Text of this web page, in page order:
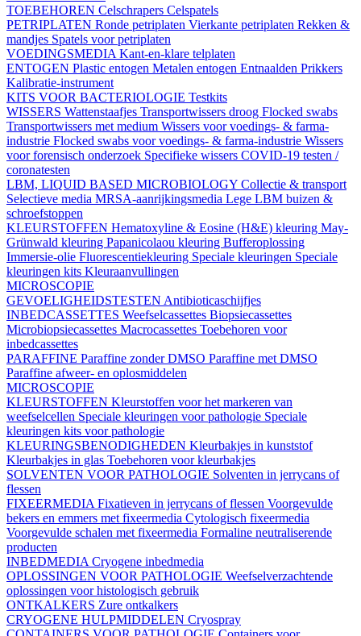
TOEBEHOREN Celschrapers Celspatels
PETRIPLATEN Ronde petriplaten Vierkante petriplaten Rekken &
mandjes Spatels voor petriplaten
VOEDINGSMEDIA Kant-en-klare telplaten
ENTOGEN Plastic entogen Metalen entogen Entnaalden Prikkers
Kalibratie-instrument
KITS VOOR BACTERIOLOGIE Testkits
WISSERS Wattenstaafjes Transportwissers droog Flocked swabs
Transportwissers met medium Wissers voor voedings- & farma-
industrie Flocked swabs voor voedings- & farma-industrie Wissers
voor forensisch onderzoek Specifieke wissers COVID-19 testen /
coronatesten
LBM, LIQUID BASED MICROBIOLOGY Collectie & transport
Selectieve media MRSA-aanrijkingsmedia Lege LBM buizen &
schroefstoppen
KLEURSTOFFEN Hematoxyline & Eosine (H&E) kleuring May-
Grünwald kleuring Papanicolaou kleuring Bufferoplossing
Immersie-olie Fluorescentiekleuring Speciale kleuringen Speciale
kleuringen kits Kleuraanvullingen
MICROSCOPIE
GEVOELIGHEIDSTESTEN Antibioticaschijfjes
INBEDCASSETTES Weefselcassettes Biopsiecassettes
Microbiopsiecassettes Macrocassettes Toebehoren voor
inbedcassettes
PARAFFINE Paraffine zonder DMSO Paraffine met DMSO
Paraffine afweer- en oplosmiddelen
MICROSCOPIE
KLEURSTOFFEN Kleurstoffen voor het markeren van
weefselcellen Speciale kleuringen voor pathologie Speciale
kleuringen kits voor pathologie
KLEURINGSBENODIGHEDEN Kleurbakjes in kunststof
Kleurbakjes in glas Toebehoren voor kleurbakjes
SOLVENTEN VOOR PATHOLOGIE Solventen in jerrycans of
flessen
FIXEERMEDIA Fixatieven in jerrycans of flessen Voorgevulde
bekers en emmers met fixeermedia Cytologisch fixeermedia
Voorgevulde schalen met fixeermedia Formaline neutraliserende
producten
INBEDMEDIA Cryogene inbedmedia
OPLOSSINGEN VOOR PATHOLOGIE Weefselverzachtende
oplossingen voor histologisch gebruik
ONTKALKERS Zure ontkalkers
CRYOGENE HULPMIDDELEN Cryospray